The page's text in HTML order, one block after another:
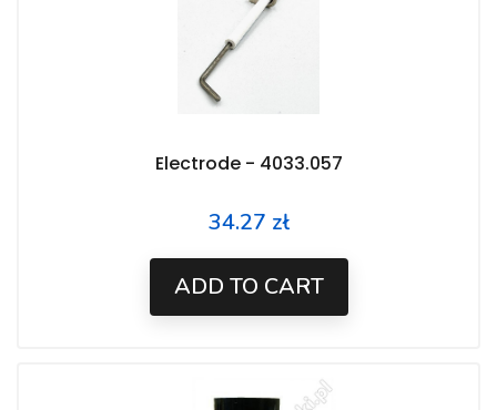
Electrode - 4033.057
Price
34.27 zł
ADD TO CART